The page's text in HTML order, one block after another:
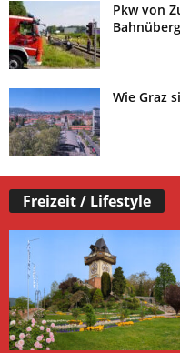
Pkw von
Wie Graz
Freizeit / Lifestyle